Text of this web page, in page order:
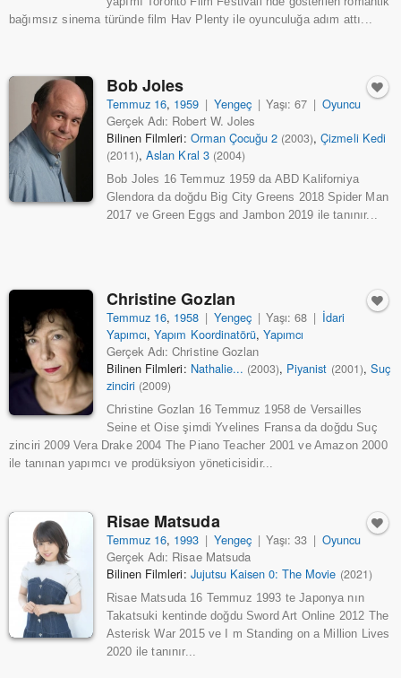
bağımsız sinema türünde film Hav Plenty ile oyunculuğa adım attı...
Bob Joles
Temmuz 16, 1959 | Yengeç | Yaşı: 67 | Oyuncu
Gerçek Adı: Robert W. Joles
Bilinen Filmleri: Orman Çocuğu 2 (2003),Çizmeli Kedi
(2011),Aslan Kral 3 (2004)
Bob Joles 16 Temmuz 1959 da ABD Kaliforniya
Glendora da doğdu Big City Greens 2018 Spider Man
2017 ve Green Eggs and Jambon 2019 ile tanınır...
Christine Gozlan
Temmuz 16, 1958 | Yengeç | Yaşı: 68 | İdari
Yapımcı,Yapım Koordinatörü, Yapımcı
Gerçek Adı: Christine Gozlan
Bilinen Filmleri: Nathalie... (2003), Piyanist (2001), Suç
zinciri (2009)
Christine Gozlan 16 Temmuz 1958 de Versailles
Seine et Oise şimdi Yvelines Fransa da doğdu Suç
zinciri 2009 Vera Drake 2004 The Piano Teacher 2001 ve Amazon 2000
ile tanınan yapımcı ve prodüksiyon yöneticisidir...
Risae Matsuda
Temmuz 16, 1993 | Yengeç | Yaşı: 33 | Oyuncu
Gerçek Adı: Risae Matsuda
Bilinen Filmleri: Jujutsu Kaisen 0: The Movie (2021)
Risae Matsuda 16 Temmuz 1993 te Japonya nın
Takatsuki kentinde doğdu Sword Art Online 2012 The
Asterisk War 2015 ve I m Standing on a Million Lives
2020 ile tanınır...